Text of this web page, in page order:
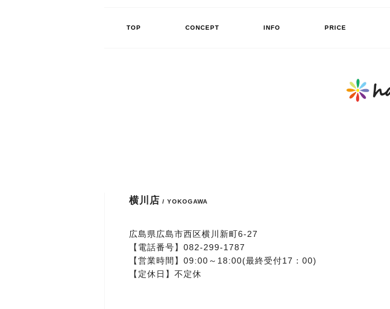
TOP CONCEPT INFO PRICE
横川店 / YOKOGAWA
広島県広島市西区横川新町6-27
【電話番号】 082-299-1787
【営業時間】09:00～18:00(最終受付17：00)
【定休日】不定休